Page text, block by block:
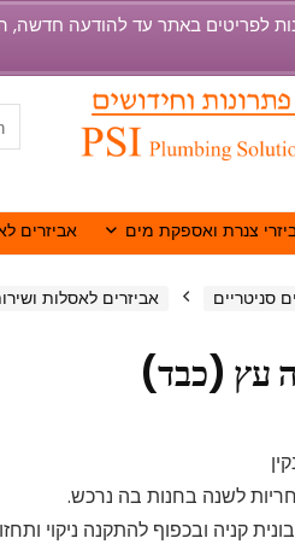
צנרת ואספקת מים אביזרים
סניטריים אביזרים לאסלות
עץ (כבד)
לשנה בחנות בה נרכש.
קניה ובכפוף להתקנה ניקוי